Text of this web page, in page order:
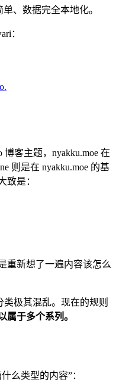
、数据完全本地化。
：
客主题，nyakku.moe 在
则是在 nyakku.moe 的基
致是：
重新想了一遍内容该怎么
极其混乱。现在的规则
属于多个系列。
么类型的内容”：